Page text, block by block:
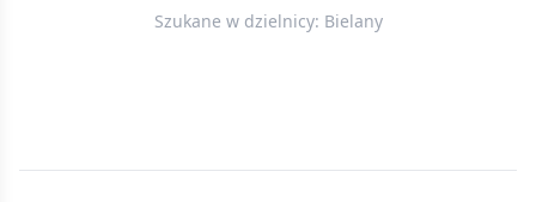
idealne
Szukane w dzielnicy: Bielany